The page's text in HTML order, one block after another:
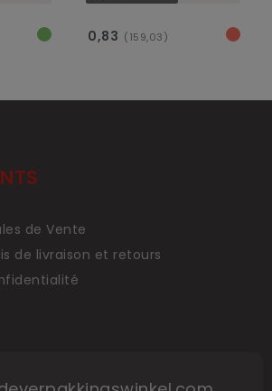
0,83 (159,03)
de Vente
de livraison et retours